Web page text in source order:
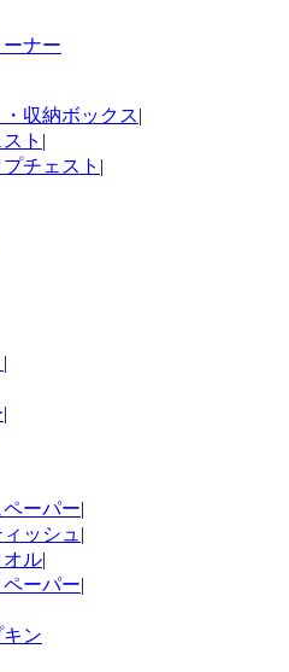
ナー
収納ボックス|
ト |
チェスト |
|
|
ーパー|
ッシュ |
オル|
ペーパー|
ン